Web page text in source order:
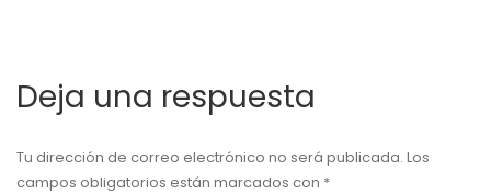
Deja una respuesta
Tu dirección de correo electrónico no será publicada. Los
campos obligatorios están marcados con *